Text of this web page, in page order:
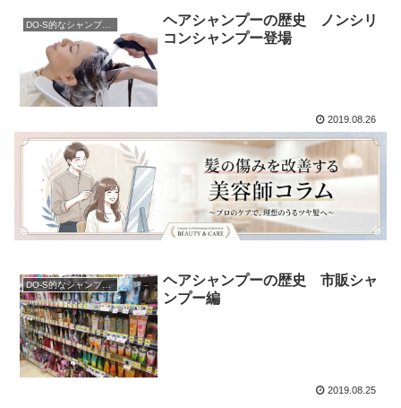
DO-S的なシャンプー解析
ヘアシャンプーの歴史 ノンシリ
コンシャンプー登場
2019.08.26
DO-S的なシャンプー解析
ヘアシャンプーの歴史 市販シャ
ンプー編
2019.08.25